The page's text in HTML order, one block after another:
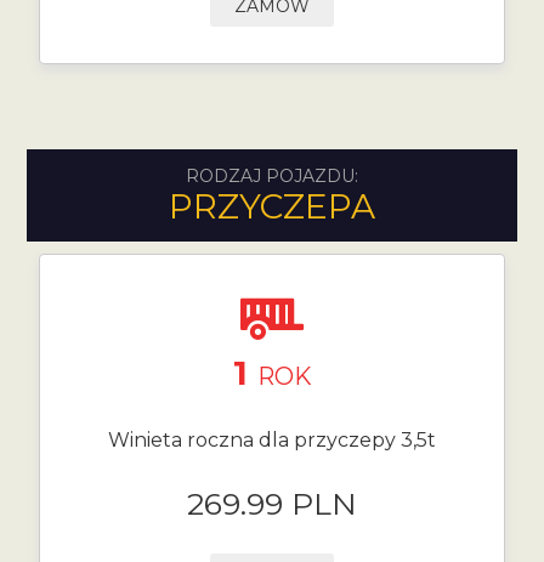
ZAMÓW
RODZAJ POJAZDU:
PRZYCZEPA
1 ROK
Winieta roczna dla przyczepy 3,5t
269.99 PLN